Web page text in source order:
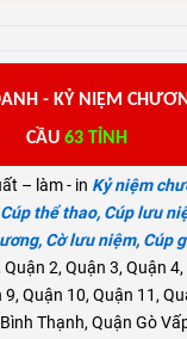
- KỶ NIỆM
CẦU 63 TỈNH
– làm - in Kỷ niệm
Cúp thể thao, Cúp lưu
, Cờ lưu niệm, Cúp
2, Quận 3, Quận 4,
9, Quận 10, Quận 11,
Thạnh, Quận Gò